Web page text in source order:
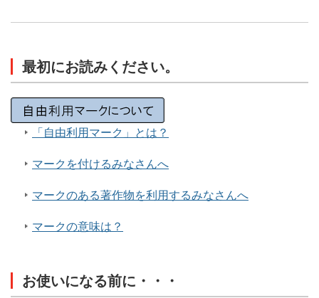
最初にお読みください。
「自由利用マーク」とは？
マークを付けるみなさんへ
マークのある著作物を利用するみなさんへ
マークの意味は？
お使いになる前に・・・